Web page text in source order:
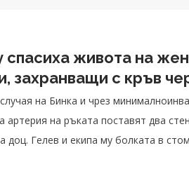
спасиха живота на
запушвания на артерии, захранващи с
на Бинка и чрез
на пациентката.
доц. Гелев и екипа му болката в